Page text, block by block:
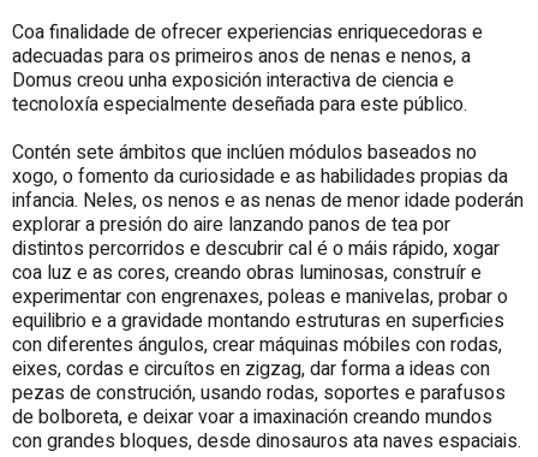
Coa finalidade de ofrecer experiencias enriquecedoras e
adecuadas para os primeiros anos de nenas e nenos, a
Domus creou unha exposición interactiva de ciencia e
tecnoloxía especialmente deseñada para este público.
Contén sete ámbitos que inclúen módulos baseados no
xogo, o fomento da curiosidade e as habilidades propias da
infancia. Neles, os nenos e as nenas de menor idade poderán
explorar a presión do aire lanzando panos de tea por
distintos percorridos e descubrir cal é o máis rápido, xogar
coa luz e as cores, creando obras luminosas, construír e
experimentar con engrenaxes, poleas e manivelas, probar o
equilibrio e a gravidade montando estruturas en superficies
con diferentes ángulos, crear máquinas móbiles con rodas,
eixes, cordas e circuítos en zigzag, dar forma a ideas con
pezas de construción, usando rodas, soportes e parafusos
de bolboreta, e deixar voar a imaxinación creando mundos
con grandes bloques, desde dinosauros ata naves espaciais.